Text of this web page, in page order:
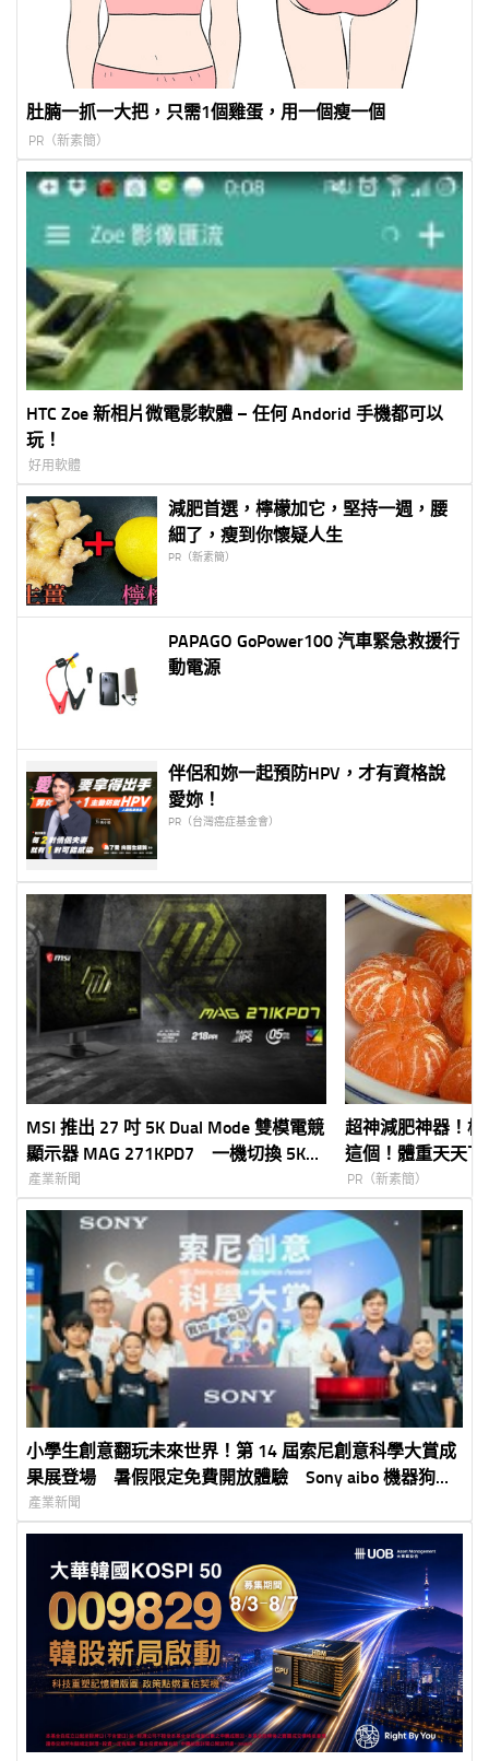
肚腩一抓一大把，只需1個雞蛋，用一個瘦一個
PR（新素簡）
HTC Zoe 新相片微電影軟體 – 任何 Andorid 手機都可以
玩！
好用軟體
減肥首選，檸檬加它，堅持一週，腰
細了，瘦到你懷疑人生
PR（新素簡）
PAPAGO GoPower100 汽車緊急救援行
動電源
伴侶和妳一起預防HPV，才有資格說
愛妳！
PR（台灣癌症基金會）
MSI 推出 27 吋 5K Dual Mode 雙模電競
顯示器 MAG 271KPD7 一機切換 5K
高畫質與 300Hz 高速更新率 滿足創
作、娛樂與電競需求
產業新聞
超神減肥神器！
這個！體重天天下
PR（新素簡）
小學生創意翻玩未來世界！第 14 屆索尼創意科學大賞成
果展登場 暑假限定免費開放體驗 Sony aibo 機器狗、
裸視 3D 顯示器首度來台展出
產業新聞